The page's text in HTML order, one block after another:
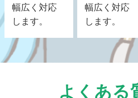
幅広く対応
します。
幅広く対応
します。
よくある